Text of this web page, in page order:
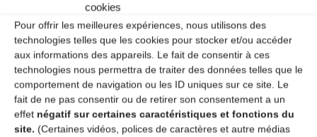
cookies
Pour offrir les meilleures expériences, nous utilisons des
technologies telles que les cookies pour stocker et/ou accéder
aux informations des appareils. Le fait de consentir à ces
technologies nous permettra de traiter des données telles que le
comportement de navigation ou les ID uniques sur ce site. Le
fait de ne pas consentir ou de retirer son consentement a un
effet négatif sur certaines caractéristiques et fonctions du
site. (Certaines vidéos, polices de caractères et autre médias
Save my name, email, and site URL in my browser for next
time I post a comment.